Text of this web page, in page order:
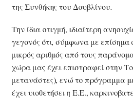
της Συνθήκης του Δουβλίνου.
Την ίδια στιγμή, ιδιαίτερη
γεγονός ότι, σύμφωνα με επίσημα
μικρός αριθμός από τους
χώρα μας έχει επιστραφεί στην
μετανάστες), ενώ το πρόγραμμα
έχει υιοθετήσει η Ε.Ε.,